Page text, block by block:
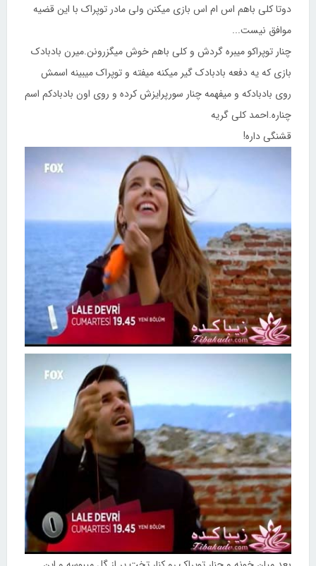
دوتا کلی باهم اس ام اس بازی میکنن ولی مادر توپراک با این قضیه
موافق نیست...
چنار توپراکو میبره گردش و کلی باهم خوش میگزرونن.میرن بادبادک
بازی که یه دفعه بادبادک گیر میکنه میفته و توپراک میبینه اسمش
روی بادبادکه و میفهمه چنار سورپرایزش کرده و روی اون بادبادکم اسم
چناره.احمد کلی گریه
قشنگی داره!